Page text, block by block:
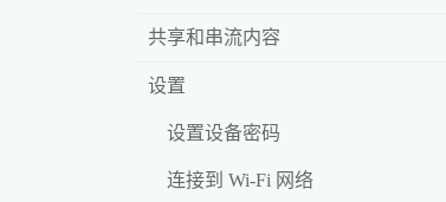
共享和串流内容
设置
设置设备密码
连接到 Wi‍-Fi 网络